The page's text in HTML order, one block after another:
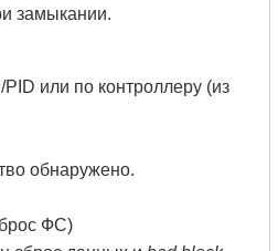
замыкании.
или по контроллеру (из
обнаружено.
ФС)